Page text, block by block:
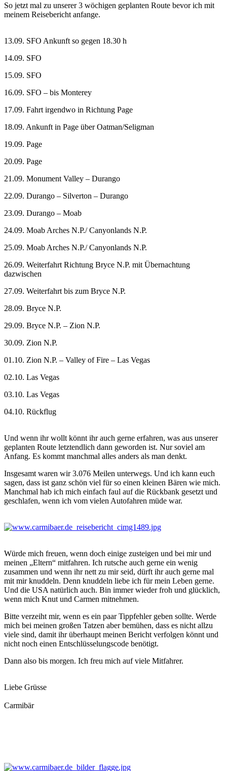
So jetzt mal zu unserer 3 wöchigen geplanten Route bevor ich mit
meinem Reisebericht anfange.
13.09. SFO Ankunft so gegen 18.30 h
14.09. SFO
15.09. SFO
16.09. SFO – bis Monterey
17.09. Fahrt irgendwo in Richtung Page
18.09. Ankunft in Page über Oatman/Seligman
19.09. Page
20.09. Page
21.09. Monument Valley – Durango
22.09. Durango – Silverton – Durango
23.09. Durango – Moab
24.09. Moab Arches N.P./ Canyonlands N.P.
25.09. Moab Arches N.P./ Canyonlands N.P.
26.09. Weiterfahrt Richtung Bryce N.P. mit Übernachtung
dazwischen
27.09. Weiterfahrt bis zum Bryce N.P.
28.09. Bryce N.P.
29.09. Bryce N.P. – Zion N.P.
30.09. Zion N.P.
01.10. Zion N.P. – Valley of Fire – Las Vegas
02.10. Las Vegas
03.10. Las Vegas
04.10. Rückflug
Und wenn ihr wollt könnt ihr auch gerne erfahren, was aus unserer
geplanten Route letztendlich dann geworden ist. Nur soviel am
Anfang. Es kommt manchmal alles anders als man denkt.
Insgesamt waren wir 3.076 Meilen unterwegs. Und ich kann euch
sagen, dass ist ganz schön viel für so einen kleinen Bären wie mich.
Manchmal hab ich mich einfach faul auf die Rückbank gesetzt und
geschlafen, wenn ich vom vielen Autofahren müde war.
Würde mich freuen, wenn doch einige zusteigen und bei mir und
meinen „Eltern“ mitfahren. Ich rutsche auch gerne ein wenig
zusammen und wenn ihr nett zu mir seid, dürft ihr auch gerne mal
mit mir knuddeln. Denn knuddeln liebe ich für mein Leben gerne.
Und die USA natürlich auch. Bin immer wieder froh und glücklich,
wenn mich Knut und Carmen mitnehmen.
Bitte verzeiht mir, wenn es ein paar Tippfehler geben sollte. Werde
mich bei meinen großen Tatzen aber bemühen, dass es nicht allzu
viele sind, damit ihr überhaupt meinen Bericht verfolgen könnt und
nicht noch einen Entschlüsselungscode benötigt.
Dann also bis morgen. Ich freu mich auf viele Mitfahrer.
Liebe Grüsse
Carmibär